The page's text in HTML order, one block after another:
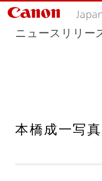
ニュースリリー
本橋成一写